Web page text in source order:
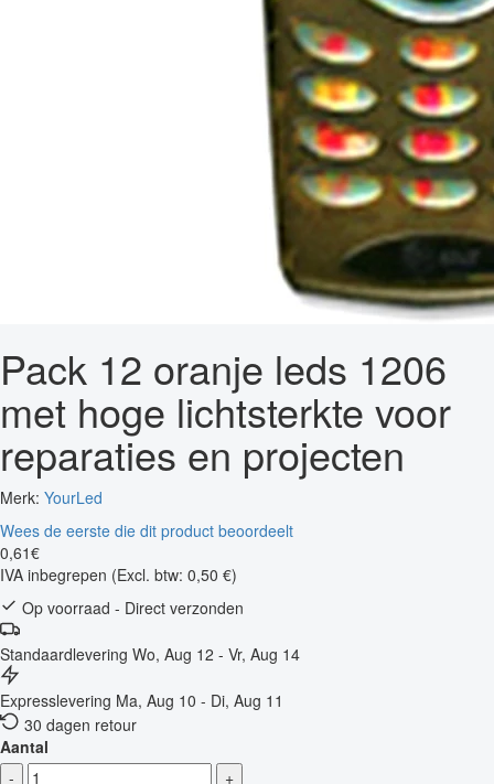
Pack 12 oranje leds 1206
met hoge lichtsterkte voor
reparaties en projecten
Merk: YourLed
Wees de eerste die dit product beoordeelt
0,61€
IVA inbegrepen (Excl. btw: 0,50 €)
Op voorraad - Direct verzonden
Standaardlevering Wo, Aug 12 - Vr, Aug 14
Expresslevering Ma, Aug 10 - Di, Aug 11
30 dagen retour
Aantal
-
+